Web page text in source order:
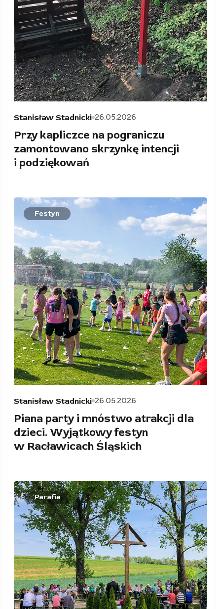
Stanisław Stadnicki 26.05.2026
Przy kapliczce na pograniczu
zamontowano skrzynkę intencji
i podziękowań
Festyn
Stanisław Stadnicki 26.05.2026
Piana party i mnóstwo atrakcji dla
dzieci. Wyjątkowy festyn
w Racławicach Śląskich
Parafia